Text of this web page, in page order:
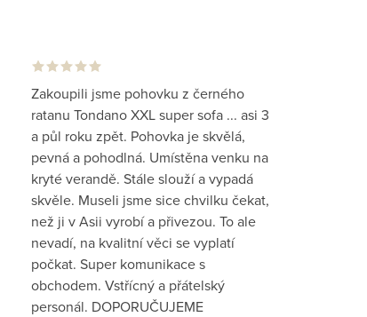
Zakoupili jsme pohovku z černého
ratanu Tondano XXL super sofa ... asi 3
a půl roku zpět. Pohovka je skvělá,
pevná a pohodlná. Umístěna venku na
kryté verandě. Stále slouží a vypadá
skvěle. Museli jsme sice chvilku čekat,
než ji v Asii vyrobí a přivezou. To ale
nevadí, na kvalitní věci se vyplatí
počkat. Super komunikace s
obchodem. Vstřícný a přátelský
personál. DOPORUČUJEME